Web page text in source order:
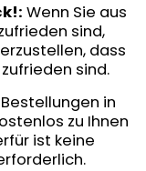
Wenn Sie aus
sind,
dass
sind.
in
zu Ihnen
ist keine